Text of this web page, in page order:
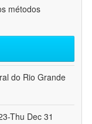
métodos
do Rio Grande
Thu Dec 31